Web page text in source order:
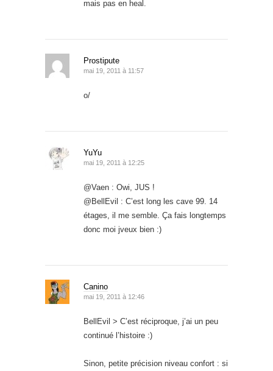
mais pas en heal.
Prostipute
mai 19, 2011 à 11:57
o/
YuYu
mai 19, 2011 à 12:25
@Vaen : Owi, JUS !
@BellEvil : C’est long les cave 99. 14
étages, il me semble. Ça fais longtemps
donc moi jveux bien :)
Canino
mai 19, 2011 à 12:46
BellEvil > C’est réciproque, j’ai un peu
continué l’histoire :)
Sinon, petite précision niveau confort : si